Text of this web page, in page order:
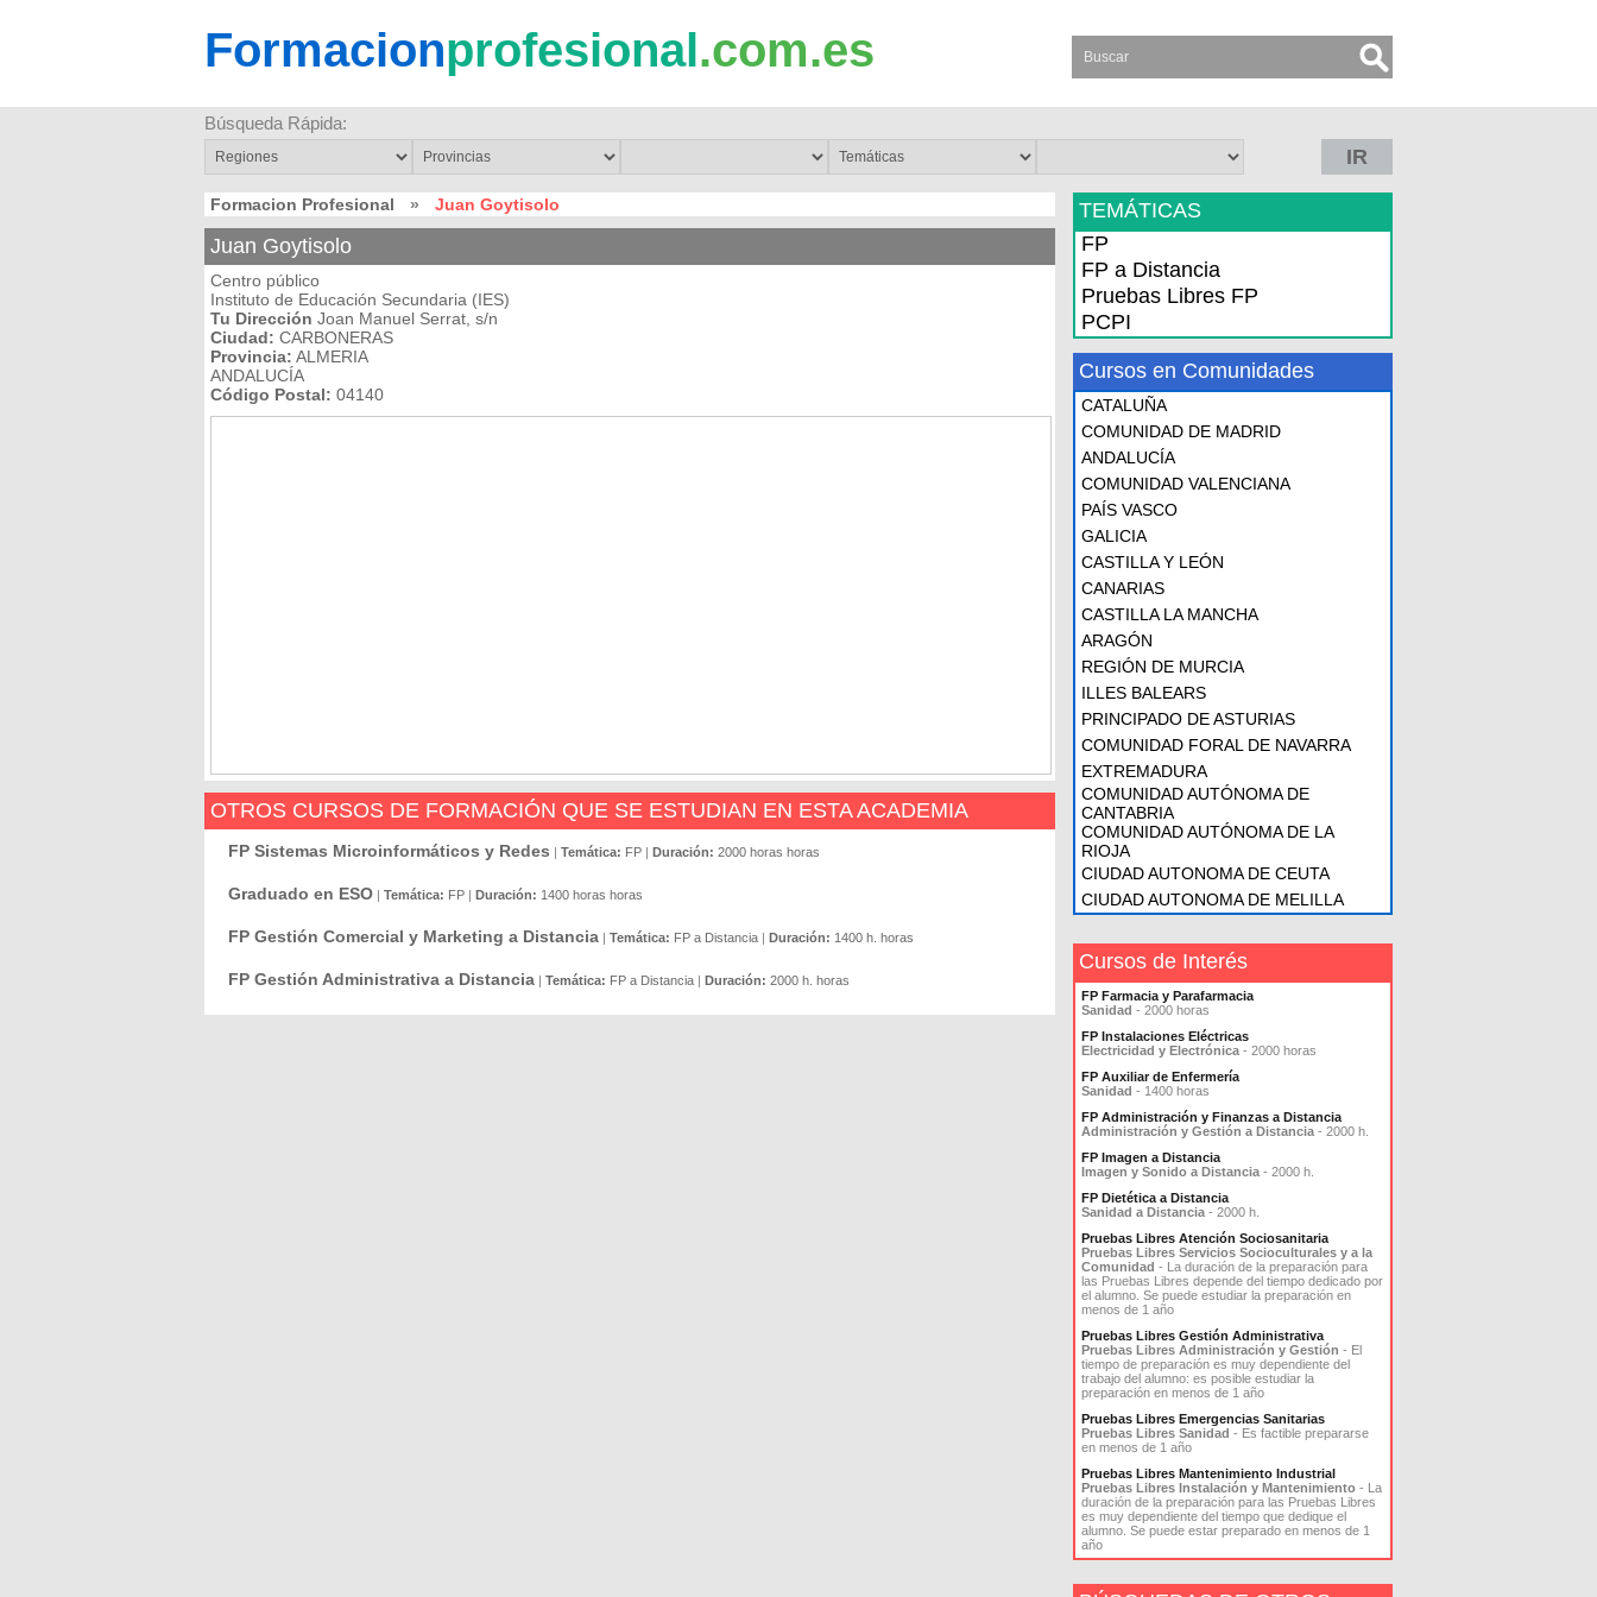
Formacionprofesional.com.es
Búsqueda Rápida:
IR
Formacion Profesional » Juan Goytisolo
Juan Goytisolo
Centro público
Instituto de Educación Secundaria (IES)
Tu Dirección Joan Manuel Serrat, s/n
Ciudad: CARBONERAS
Provincia: ALMERIA
ANDALUCÍA
Código Postal: 04140
OTROS CURSOS DE FORMACIÓN QUE SE ESTUDIAN EN ESTA ACADEMIA
FP Sistemas Microinformáticos y Redes | Temática: FP | Duración: 2000 horas horas
Graduado en ESO | Temática: FP | Duración: 1400 horas horas
FP Gestión Comercial y Marketing a Distancia | Temática: FP a Distancia | Duración: 1400 h. horas
FP Gestión Administrativa a Distancia | Temática: FP a Distancia | Duración: 2000 h. horas
TEMÁTICAS
FP
FP a Distancia
Pruebas Libres FP
PCPI
Cursos en Comunidades
CATALUÑA
COMUNIDAD DE MADRID
ANDALUCÍA
COMUNIDAD VALENCIANA
PAÍS VASCO
GALICIA
CASTILLA Y LEÓN
CANARIAS
CASTILLA LA MANCHA
ARAGÓN
REGIÓN DE MURCIA
ILLES BALEARS
PRINCIPADO DE ASTURIAS
COMUNIDAD FORAL DE NAVARRA
EXTREMADURA
COMUNIDAD AUTÓNOMA DE
CANTABRIA
COMUNIDAD AUTÓNOMA DE LA
RIOJA
CIUDAD AUTONOMA DE CEUTA
CIUDAD AUTONOMA DE MELILLA
Cursos de Interés
FP Farmacia y Parafarmacia
Sanidad - 2000 horas
FP Instalaciones Eléctricas
Electricidad y Electrónica - 2000 horas
FP Auxiliar de Enfermería
Sanidad - 1400 horas
FP Administración y Finanzas a Distancia
Administración y Gestión a Distancia - 2000 h.
FP Imagen a Distancia
Imagen y Sonido a Distancia - 2000 h.
FP Dietética a Distancia
Sanidad a Distancia - 2000 h.
Pruebas Libres Atención Sociosanitaria
Pruebas Libres Servicios Socioculturales y a la
Comunidad - La duración de la preparación para
las Pruebas Libres depende del tiempo dedicado por
el alumno. Se puede estudiar la preparación en
menos de 1 año
Pruebas Libres Gestión Administrativa
Pruebas Libres Administración y Gestión - El
tiempo de preparación es muy dependiente del
trabajo del alumno: es posible estudiar la
preparación en menos de 1 año
Pruebas Libres Emergencias Sanitarias
Pruebas Libres Sanidad - Es factible prepararse
en menos de 1 año
Pruebas Libres Mantenimiento Industrial
Pruebas Libres Instalación y Mantenimiento - La
duración de la preparación para las Pruebas Libres
es muy dependiente del tiempo que dedique el
alumno. Se puede estar preparado en menos de 1
año